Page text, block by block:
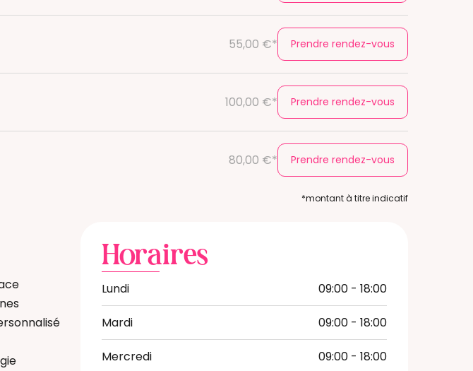
55,00 €* Prendre rendez-vous
100,00 €* Prendre rendez-vous
80,00 €* Prendre rendez-vous
*montant à titre indicatif
Horaires
Lundi 09:00 - 18:00
Mardi 09:00 - 18:00
Mercredi 09:00 - 18:00